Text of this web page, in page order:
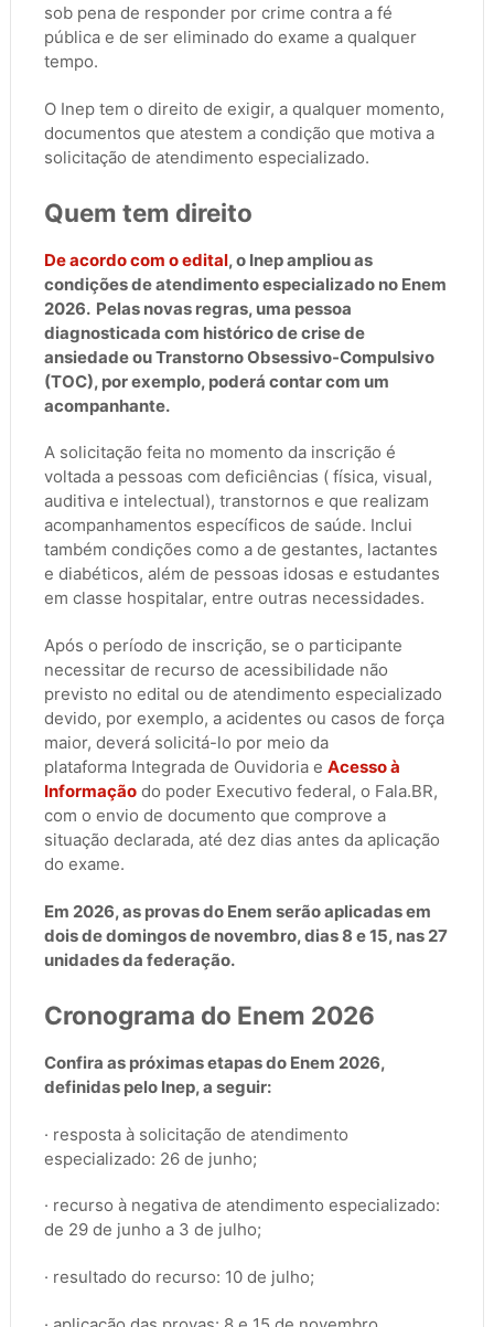
sob pena de responder por crime contra a fé
pública e de ser eliminado do exame a qualquer
tempo.
O Inep tem o direito de exigir, a qualquer momento,
documentos que atestem a condição que motiva a
solicitação de atendimento especializado.
Quem tem direito
De acordo com o edital, o Inep ampliou as
condições de atendimento especializado no Enem
2026. Pelas novas regras, uma pessoa
diagnosticada com histórico de crise de
ansiedade ou Transtorno Obsessivo-Compulsivo
(TOC), por exemplo, poderá contar com um
acompanhante.
A solicitação feita no momento da inscrição é
voltada a pessoas com deficiências ( física, visual,
auditiva e intelectual), transtornos e que realizam
acompanhamentos específicos de saúde. Inclui
também condições como a de gestantes, lactantes
e diabéticos, além de pessoas idosas e estudantes
em classe hospitalar, entre outras necessidades.
Após o período de inscrição, se o participante
necessitar de recurso de acessibilidade não
previsto no edital ou de atendimento especializado
devido, por exemplo, a acidentes ou casos de força
maior, deverá solicitá-lo por meio da
plataforma Integrada de Ouvidoria e Acesso à
Informaçãodo poder Executivo federal, o Fala.BR,
com o envio de documento que comprove a
situação declarada, até dez dias antes da aplicação
do exame.
Em 2026, as provas do Enem serão aplicadas em
dois de domingos de novembro, dias 8 e 15, nas 27
unidades da federação.
Cronograma do Enem 2026
Confira as próximas etapas do Enem 2026,
definidas pelo Inep, a seguir:
· resposta à solicitação de atendimento
especializado: 26 de junho;
· recurso à negativa de atendimento especializado:
de 29 de junho a 3 de julho;
· resultado do recurso: 10 de julho;